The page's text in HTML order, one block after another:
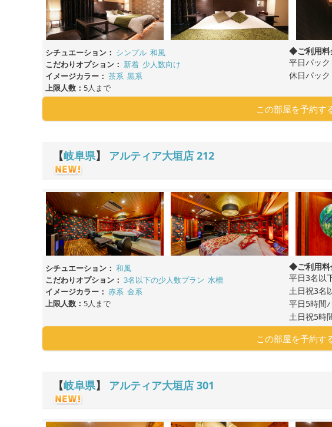
シチュエーション： シンプル 和風
こだわりオプション： 新着 少人数向け
イメージカラー： 茶系 黒系
上限人数： 5人まで
◆ご利用
平日パッ
休日パッ
この部屋を予約す
【岐阜県】 アルティア大垣店 212
シチュエーション： 和風
こだわりオプション： 3名以下の少人数プラン 水槽
イメージカラー： 赤系 金系
上限人数： 5人まで
◆ご利用
平日3名以
土日祝3名
平日5時間
土日祝5時
この部屋を予約す
【岐阜県】 アルティア大垣店 301